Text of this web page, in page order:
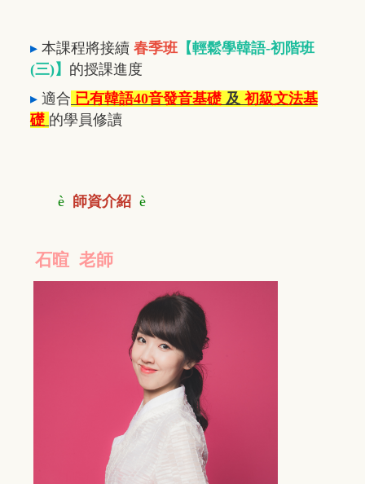
▸ 本課程將接續 春季班 【輕鬆學韓語-初階班
(三)】 的授課進度
▸ 適合 已有韓語40音發音基礎 及 初級文法基
礎 的學員修讀
è 師資介紹 è
石暄 老師